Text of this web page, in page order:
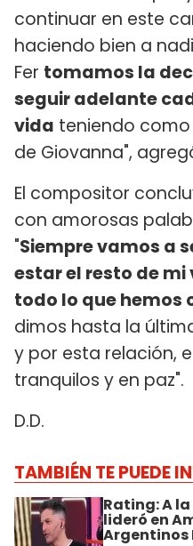
continuar en este
haciendo bien a
Fer tomamos la
seguir adelante
vida teniendo
de Giovanna",
El compositor
con amorosas
"Siempre vamos a
estar el resto de
todo lo que hemos
dimos hasta la
y por esta relación,
tranquilos y en paz".
D.D.
TAMBIÉN TE PUEDE
Rating: A
lideró en
Argentinos